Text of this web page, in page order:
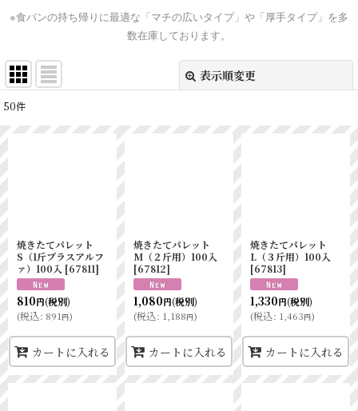
※食パンの持ち帰りに最適な「マチの広いタイプ」や「厚手タイプ」を多
数在庫しております。
表示順変更
50件
焼きたてパレット
S（1斤プラスアルフ
ァ）100入 [67811]
810円(税別)
(税込: 891円)
カートに入れる
焼きたてパレット
M（２斤用）100入
[67812]
1,080円(税別)
(税込: 1,188円)
カートに入れる
焼きたてパレット
L（３斤用）100入
[67813]
1,330円(税別)
(税込: 1,463円)
カートに入れる